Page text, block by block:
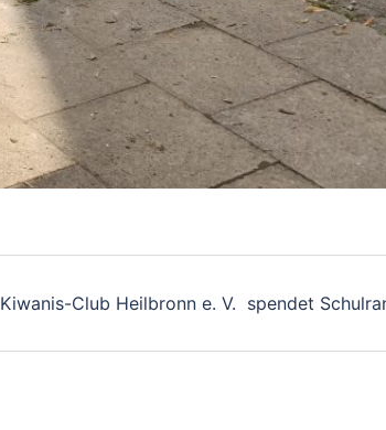
Kiwanis-Club Heilbronn e. V. spendet